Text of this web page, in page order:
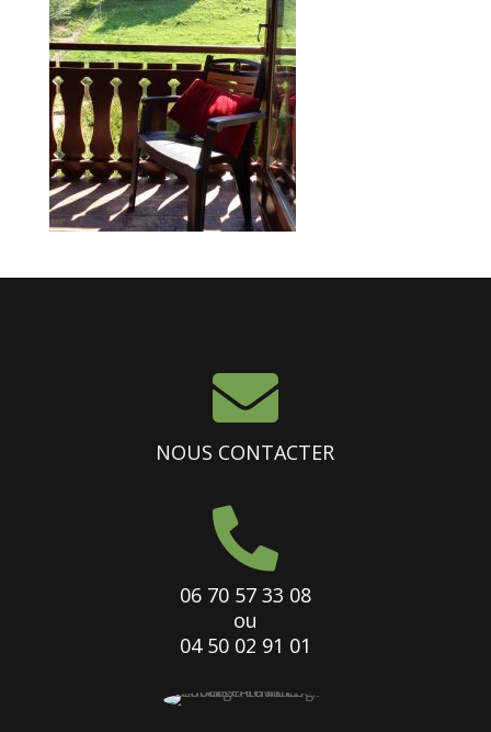

NOUS CONTACTER

06 70 57 33 08
ou
04 50 02 91 01